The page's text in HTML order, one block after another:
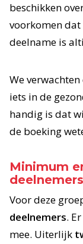
beschikken
voorkomen
deelname is
We
iets in de
handig is dat
de boeking
Minimum
deelnemers
Voor deze
deelnemers.
mee. Uiterlijk